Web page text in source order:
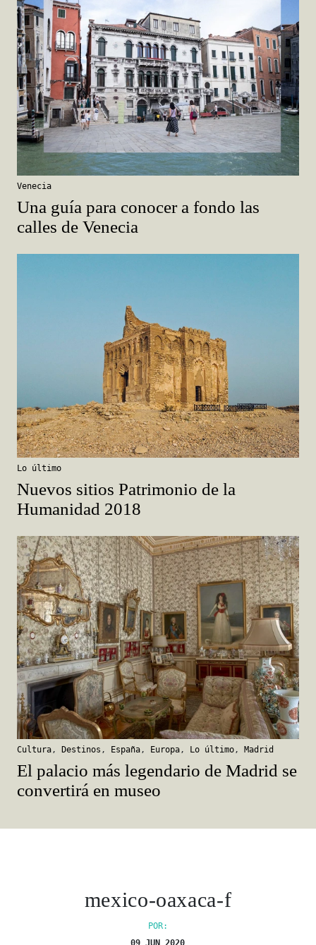
Venecia
Una guía para conocer a fondo las
calles de Venecia
Lo último
Nuevos sitios Patrimonio de la
Humanidad 2018
Cultura, Destinos , España, Europa, Lo último, Madrid
El palacio más legendario de Madrid se
convertirá en museo
mexico-oaxaca-f
POR:
09 JUN 2020